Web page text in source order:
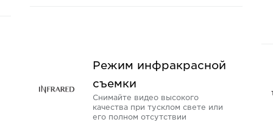
Режим инфракрасной
съемки
Снимайте видео высокого
качества при тусклом свете или
его полном отсутствии